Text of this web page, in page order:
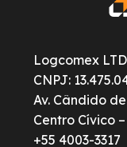
Logcomex
CNPJ:
Av. Cândido
Centro Cívico
+55 4003-3317